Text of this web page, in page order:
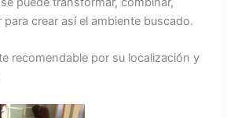
crear así el ambiente buscado.
recomendable por su localización y